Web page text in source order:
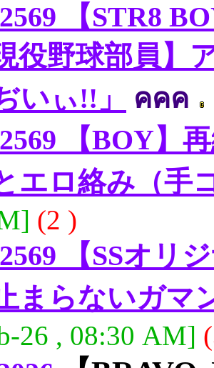
【STR8
役野球部員】
いぃ!!」
คคค
【BOY】
エロ絡み（手
(2 )
【SSオリ
まらないガマ
26 , 08:30 AM]